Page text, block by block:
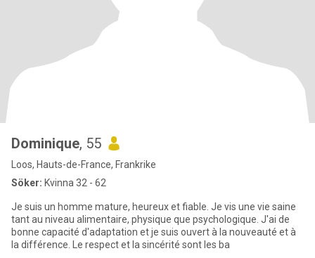
Dominique, 55
Loos, Hauts-de-France, Frankrike
Söker: Kvinna 32 - 62
Je suis un homme mature, heureux et fiable. Je vis une vie saine
tant au niveau alimentaire, physique que psychologique. J'ai de
bonne capacité d'adaptation et je suis ouvert à la nouveauté et à
la différence. Le respect et la sincérité sont les ba